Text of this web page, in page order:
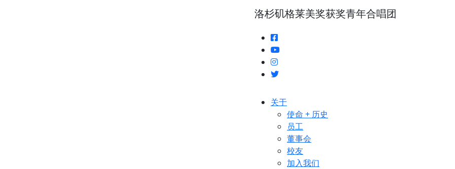
洛杉矶格莱美奖获奖青年合唱团
关于
使命 + 历史
员工
董事会
校友
加入我们